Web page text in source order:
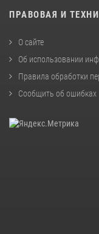
ПРАВОВАЯ И
О сайте
Об использовании
Правила обработки
Сообщить об ошибках